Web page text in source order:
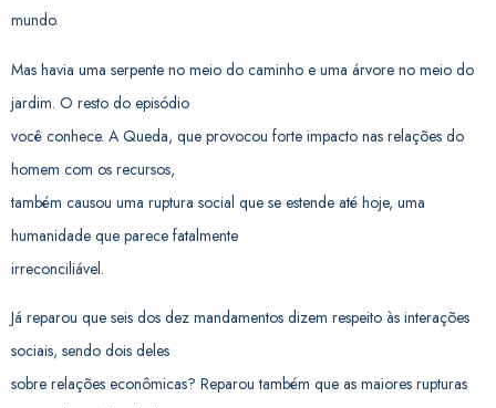
mundo.
Mas havia uma serpente no meio do caminho e uma árvore no meio do
jardim. O resto do episódio
você conhece. A Queda, que provocou forte impacto nas relações do
homem com os recursos,
também causou uma ruptura social que se estende até hoje, uma
humanidade que parece fatalmente
irreconciliável.
Já reparou que seis dos dez mandamentos dizem respeito às interações
sociais, sendo dois deles
sobre relações econômicas? Reparou também que as maiores rupturas